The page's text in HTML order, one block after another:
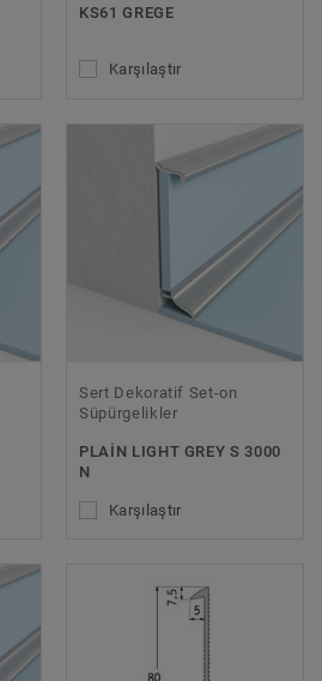
KS61 GREGE
Karşılaştır
Sert Dekoratif Set-on
Süpürgelikler
PLAIN LIGHT GREY S 3000
N
Karşılaştır